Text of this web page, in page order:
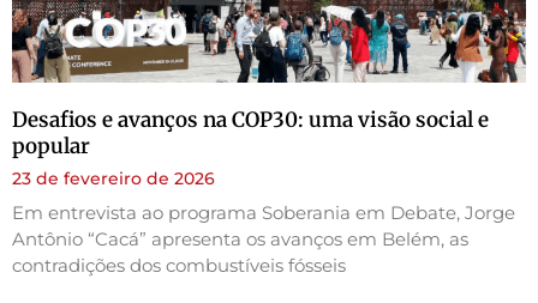
Desafios e avanços na COP30: uma visão social e
popular
23 de fevereiro de 2026
Em entrevista ao programa Soberania em Debate, Jorge
Antônio “Cacá” apresenta os avanços em Belém, as
contradições dos combustíveis fósseis